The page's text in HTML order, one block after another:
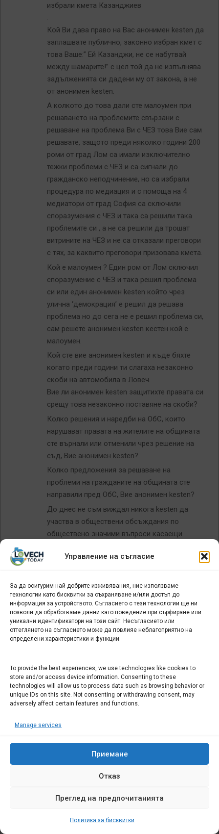
Управление на съгласие
За да осигурим най-добрите изживявания, ние използваме
технологии като бисквитки за съхраняване и/или достъп до
информация за устройството. Съгласието с тези технологии ще ни
позволи да обработваме данни като поведение при сърфиране или
уникални идентификатори на този сайт. Несъгласието или
оттеглянето на съгласието може да повлияе неблагоприятно на
определени характеристики и функции.
To provide the best experiences, we use technologies like cookies to
store and/or access device information. Consenting to these
technologies will allow us to process data such as browsing behavior or
unique IDs on this site. Not consenting or withdrawing consent, may
adversely affect certain features and functions.
Manage services
Приемане
Отказ
Преглед на предпочитанията
Политика за бисквитки
избрали кмета Казанджиев
.
Кой Ви дава право на Вас анонимен kesten да
заплашвате публично, законно избран кмет с
това Ваше:” Ей Казанджи, не се набутвай
между шамарите!” с цел той да не изпълнява
задълженията си дадени му от закона, а не
от анонимен kesten.
А колкото до това дали сте малоумен при
решаването на проблемите свързани с
решаване на проблема Ви с ЧЕЗ това Вие сам
решавате, защото преди няколко години 200
роми от град Лом са имали изключително
тежки проблеми с ЧЕЗ и са сигнали до
гражданско неподчинение, но са избрали
процедура по медиация и с помоща на 4
медиатори от град София са сключили
споразумения с ЧЕЗ и така са решили така
проблемите си , а не са решили да трошат
витрините на ЧЕЗ и не са отказали преговори
с тях, за каквито преговори призовава кмета.
Кой е малоумен ? Един ром от Лом сключил
споразумение с ЧЕЗ и така решил проблема
си или един анонимен kesten който чрез
улична ‘демокрация’ е решил да решава
проблема но до сега не е решил проблема си,
сам решете анонимен kesten кестен кой е
малоумен.
Кой сте вие анонимен kesten и къде бяхте
когато преди години ти слагаха незаконно
скоби на автомобила в Ловеч.
Вие ли анонимен kesten защитихте правата си
срещу това незаконно поставяне на скоби?
Колко решения и наредби на ОбС, които
нарушават правата на жителите на общината
сте върнали или отменили чрез решение на
съд, Вие анонимен kesten?
Колко предложения за решаване на
проблеми на гражданите на общината сте
направили пред ОбС, Вие анонимен kesten?
До днес не съм виждал никога kesten да
участва в обществени обсъждания по
обществено значими въпроси касаещи
общината.
обсъждане на отчет или приемане на
общински бюджет.
До днес не съм виждал никога kesten да
участва в заседания на Постоянни комисии
на ОбС и на заседания на ОбС да прави
гражданите в местната власт, а кой сте точно
Вие анонимен kesten, та да ми забранявате
това мое право дадено ми от Конституцията
.
всички граждани, а не анонимни kesten-и.
какво да говори или да прави и винаги съм
то не се харесва на който и да е си е негов